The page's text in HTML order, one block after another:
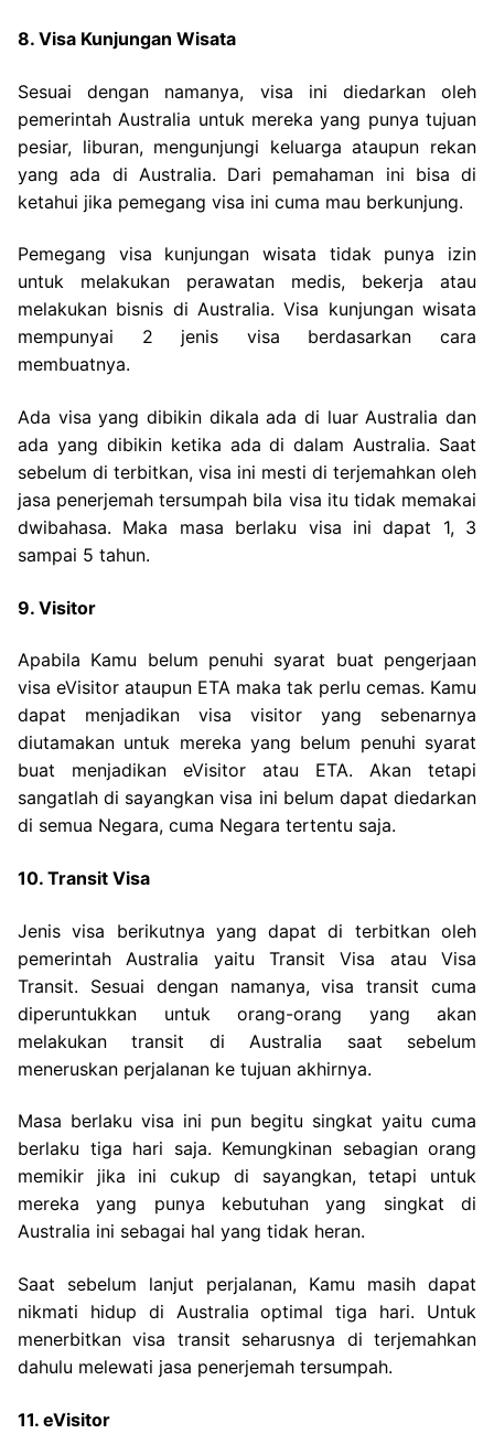
8. Visa Kunjungan Wisata
Sesuai dengan namanya, visa ini diedarkan oleh
pemerintah Australia untuk mereka yang punya tujuan
pesiar, liburan, mengunjungi keluarga ataupun rekan
yang ada di Australia. Dari pemahaman ini bisa di
ketahui jika pemegang visa ini cuma mau berkunjung.
Pemegang visa kunjungan wisata tidak punya izin
untuk melakukan perawatan medis, bekerja atau
melakukan bisnis di Australia. Visa kunjungan wisata
mempunyai 2 jenis visa berdasarkan cara
membuatnya.
Ada visa yang dibikin dikala ada di luar Australia dan
ada yang dibikin ketika ada di dalam Australia. Saat
sebelum di terbitkan, visa ini mesti di terjemahkan oleh
jasa penerjemah tersumpah bila visa itu tidak memakai
dwibahasa. Maka masa berlaku visa ini dapat 1, 3
sampai 5 tahun.
9. Visitor
Apabila Kamu belum penuhi syarat buat pengerjaan
visa eVisitor ataupun ETA maka tak perlu cemas. Kamu
dapat menjadikan visa visitor yang sebenarnya
diutamakan untuk mereka yang belum penuhi syarat
buat menjadikan eVisitor atau ETA. Akan tetapi
sangatlah di sayangkan visa ini belum dapat diedarkan
di semua Negara, cuma Negara tertentu saja.
10. Transit Visa
Jenis visa berikutnya yang dapat di terbitkan oleh
pemerintah Australia yaitu Transit Visa atau Visa
Transit. Sesuai dengan namanya, visa transit cuma
diperuntukkan untuk orang-orang yang akan
melakukan transit di Australia saat sebelum
meneruskan perjalanan ke tujuan akhirnya.
Masa berlaku visa ini pun begitu singkat yaitu cuma
berlaku tiga hari saja. Kemungkinan sebagian orang
memikir jika ini cukup di sayangkan, tetapi untuk
mereka yang punya kebutuhan yang singkat di
Australia ini sebagai hal yang tidak heran.
Saat sebelum lanjut perjalanan, Kamu masih dapat
nikmati hidup di Australia optimal tiga hari. Untuk
menerbitkan visa transit seharusnya di terjemahkan
dahulu melewati jasa penerjemah tersumpah.
11. eVisitor